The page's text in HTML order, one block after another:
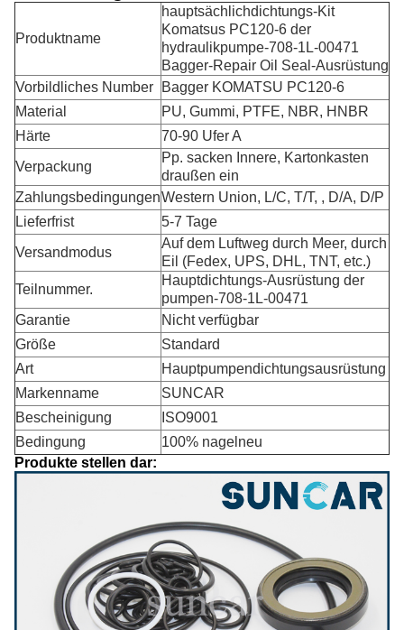
Produktname
hauptsächlichdichtungs-Kit
Komatsus PC120-6 der
hydraulikpumpe-708-1L-00471
Bagger-Repair Oil Seal-Ausrüstung
Vorbildliches Number
Bagger KOMATSU PC120-6
Material
PU, Gummi, PTFE, NBR, HNBR
Härte
70-90 Ufer A
Verpackung
Pp. sacken Innere, Kartonkasten
draußen ein
ZahlungsbedingungenWestern Union, L/C, T/T, , D/A, D/P
Lieferfrist
5-7 Tage
Versandmodus
Auf dem Luftweg durch Meer, durch
Eil (Fedex, UPS, DHL, TNT, etc.)
Teilnummer.
Hauptdichtungs-Ausrüstung der
pumpen-708-1L-00471
Garantie
Nicht verfügbar
Größe
Standard
Art
Hauptpumpendichtungsausrüstung
Markenname
SUNCAR
Bescheinigung
ISO9001
Bedingung
100% nagelneu
Produkte stellen dar: